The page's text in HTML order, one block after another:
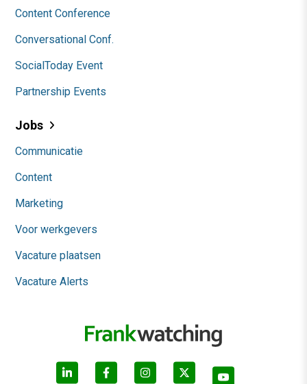
Content Conference
Conversational Conf.
SocialToday Event
Partnership Events
Jobs
Communicatie
Content
Marketing
Voor werkgevers
Vacature plaatsen
Vacature Alerts